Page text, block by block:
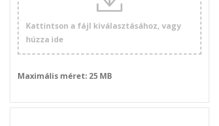
Kattintson a fájl kiválasztásához, vagy
húzza ide
Maximális méret: 25 MB